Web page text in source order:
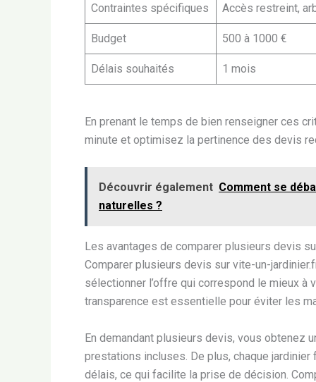
Contraintes spécifiques Accès restreint,
Budget 500 à 1000 €
Délais souhaités 1 mois
En prenant le temps de bien renseigner ces
minute et optimisez la pertinence des devis
Découvrir également Comment se
naturelles ?
Les avantages de comparer plusieurs devis
Comparer plusieurs devis sur vite-un-
sélectionner l’offre qui correspond le mieux
transparence est essentielle pour éviter les
En demandant plusieurs devis, vous obtenez
prestations incluses. De plus, chaque
délais, ce qui facilite la prise de décision.